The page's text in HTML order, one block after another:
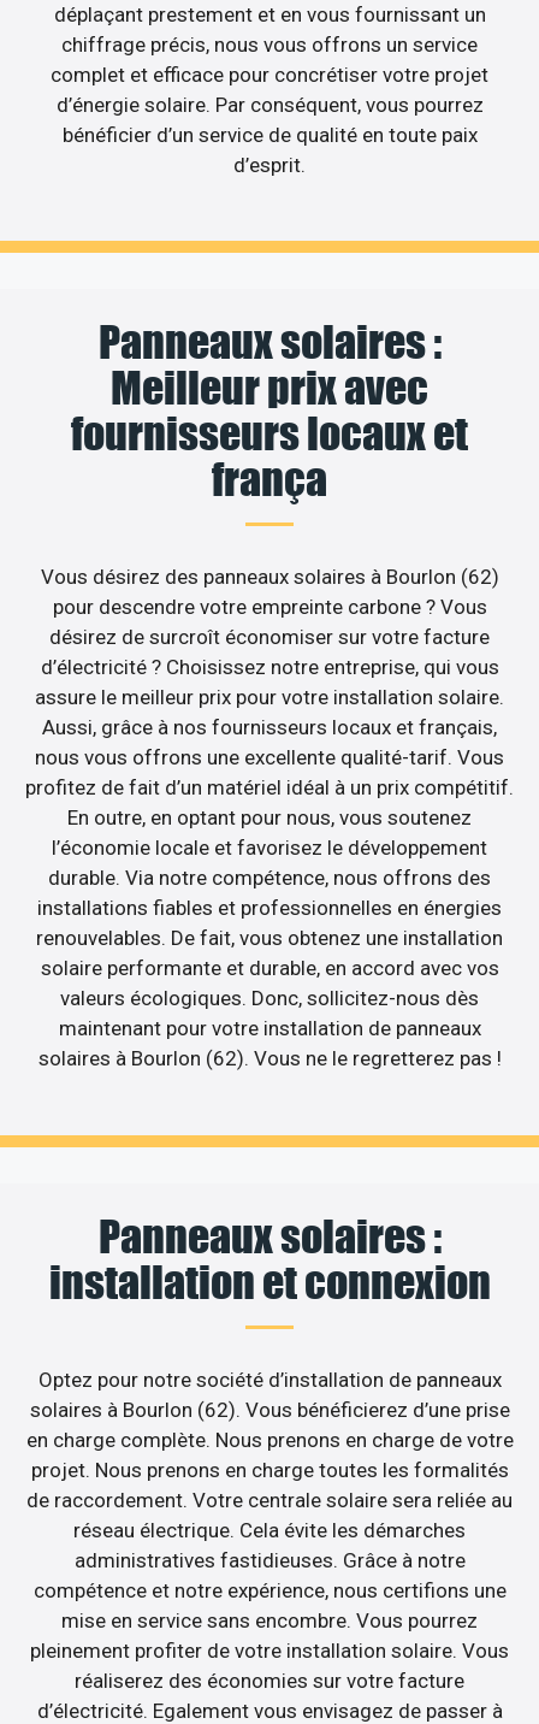
déplaçant prestement et en vous fournissant un
chiffrage précis, nous vous offrons un service
complet et efficace pour concrétiser votre projet
d’énergie solaire. Par conséquent, vous pourrez
bénéficier d’un service de qualité en toute paix
d’esprit.
Panneaux solaires :
Meilleur prix avec
fournisseurs locaux et
frança
Vous désirez des panneaux solaires à Bourlon (62)
pour descendre votre empreinte carbone ? Vous
désirez de surcroît économiser sur votre facture
d’électricité ? Choisissez notre entreprise, qui vous
assure le meilleur prix pour votre installation solaire.
Aussi, grâce à nos fournisseurs locaux et français,
nous vous offrons une excellente qualité-tarif. Vous
profitez de fait d’un matériel idéal à un prix compétitif.
En outre, en optant pour nous, vous soutenez
l’économie locale et favorisez le développement
durable. Via notre compétence, nous offrons des
installations fiables et professionnelles en énergies
renouvelables. De fait, vous obtenez une installation
solaire performante et durable, en accord avec vos
valeurs écologiques. Donc, sollicitez-nous dès
maintenant pour votre installation de panneaux
solaires à Bourlon (62). Vous ne le regretterez pas !
Panneaux solaires :
installation et connexion
Optez pour notre société d’installation de panneaux
solaires à Bourlon (62). Vous bénéficierez d’une prise
en charge complète. Nous prenons en charge de votre
projet. Nous prenons en charge toutes les formalités
de raccordement. Votre centrale solaire sera reliée au
réseau électrique. Cela évite les démarches
administratives fastidieuses. Grâce à notre
compétence et notre expérience, nous certifions une
mise en service sans encombre. Vous pourrez
pleinement profiter de votre installation solaire. Vous
réaliserez des économies sur votre facture
d’électricité. Egalement vous envisagez de passer à